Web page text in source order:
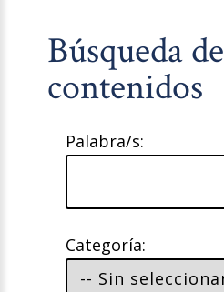
Búsqueda de
contenidos
Palabra/s:
Categoría: